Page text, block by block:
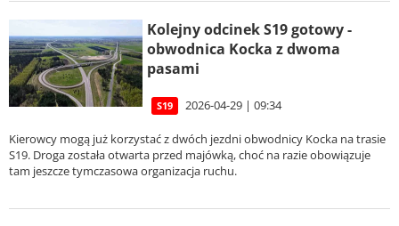
Kolejny odcinek S19 gotowy -
obwodnica Kocka z dwoma
pasami
S19 2026-04-29 | 09:34
Kierowcy mogą już korzystać z dwóch jezdni obwodnicy Kocka na trasie
S19. Droga została otwarta przed majówką, choć na razie obowiązuje
tam jeszcze tymczasowa organizacja ruchu.